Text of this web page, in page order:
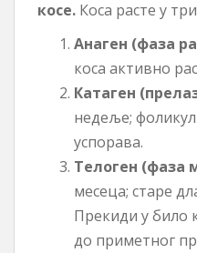
косе. Коса расте у
Анаген (фаза
коса активно
Катаген
недеље;
успорава.
Телоген (фаза
месеца; старе
Прекиди у било
до приметног